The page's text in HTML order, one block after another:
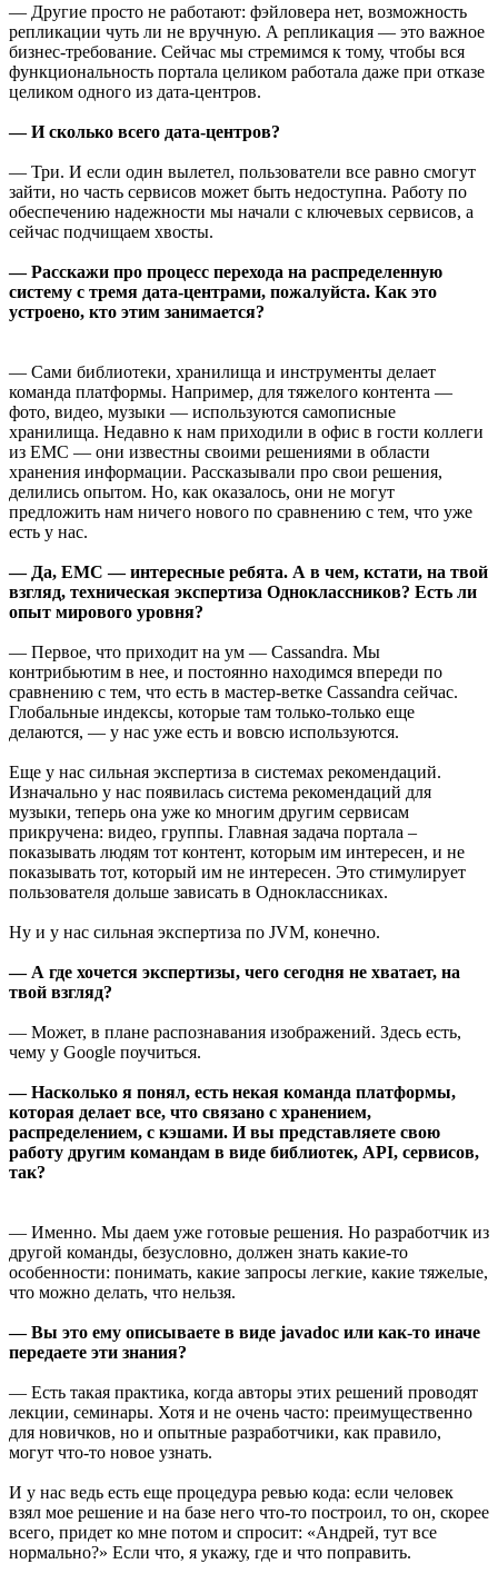
— Другие просто не работают: фэйловера нет, возможность
репликации чуть ли не вручную. А репликация — это важное
бизнес-требование. Сейчас мы стремимся к тому, чтобы вся
функциональность портала целиком работала даже при отказе
целиком одного из дата-центров.
— И сколько всего дата-центров?
— Три. И если один вылетел, пользователи все равно смогут
зайти, но часть сервисов может быть недоступна. Работу по
обеспечению надежности мы начали с ключевых сервисов, а
сейчас подчищаем хвосты.
— Расскажи про процесс перехода на распределенную
систему с тремя дата-центрами, пожалуйста. Как это
устроено, кто этим занимается?
— Сами библиотеки, хранилища и инструменты делает
команда платформы. Например, для тяжелого контента —
фото, видео, музыки — используются самописные
хранилища. Недавно к нам приходили в офис в гости коллеги
из EMC — они известны своими решениями в области
хранения информации. Рассказывали про свои решения,
делились опытом. Но, как оказалось, они не могут
предложить нам ничего нового по сравнению с тем, что уже
есть у нас.
— Да, EMC — интересные ребята. А в чем, кстати, на твой
взгляд, техническая экспертиза Одноклассников? Есть ли
опыт мирового уровня?
— Первое, что приходит на ум — Cassandra. Мы
контрибьютим в нее, и постоянно находимся впереди по
сравнению с тем, что есть в мастер-ветке Cassandra сейчас.
Глобальные индексы, которые там только-только еще
делаются, — у нас уже есть и вовсю используются.
Еще у нас сильная экспертиза в системах рекомендаций.
Изначально у нас появилась система рекомендаций для
музыки, теперь она уже ко многим другим сервисам
прикручена: видео, группы. Главная задача портала –
показывать людям тот контент, которым им интересен, и не
показывать тот, который им не интересен. Это стимулирует
пользователя дольше зависать в Одноклассниках.
Ну и у нас сильная экспертиза по JVM, конечно.
— А где хочется экспертизы, чего сегодня не хватает, на
твой взгляд?
— Может, в плане распознавания изображений. Здесь есть,
чему у Google поучиться.
— Насколько я понял, есть некая команда платформы,
которая делает все, что связано с хранением,
распределением, с кэшами. И вы представляете свою
работу другим командам в виде библиотек, API, сервисов,
так?
— Именно. Мы даем уже готовые решения. Но разработчик из
другой команды, безусловно, должен знать какие-то
особенности: понимать, какие запросы легкие, какие тяжелые,
что можно делать, что нельзя.
— Вы это ему описываете в виде javadoc или как-то иначе
передаете эти знания?
— Есть такая практика, когда авторы этих решений проводят
лекции, семинары. Хотя и не очень часто: преимущественно
для новичков, но и опытные разработчики, как правило,
могут что-то новое узнать.
И у нас ведь есть еще процедура ревью кода: если человек
взял мое решение и на базе него что-то построил, то он, скорее
всего, придет ко мне потом и спросит: «Андрей, тут все
нормально?» Если что, я укажу, где и что поправить.